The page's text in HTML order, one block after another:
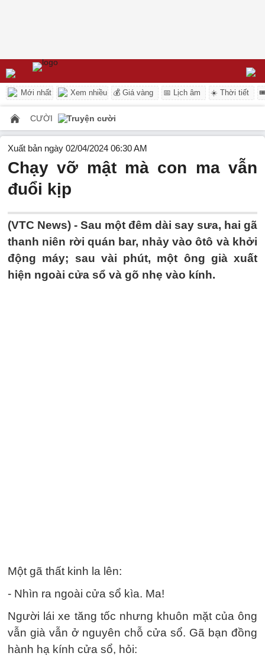
Mới nhất Xem nhiều 💰 Giá vàng 📅 Lịch âm ☀️ Thời tiết
CƯỜI Truyện cười
Xuất bản ngày 02/04/2024 06:30 AM
Chạy vỡ mật mà con ma vẫn
đuổi kịp
(VTC News) - Sau một đêm dài say sưa, hai gã
thanh niên rời quán bar, nhảy vào ôtô và khởi
động máy; sau vài phút, một ông già xuất
hiện ngoài cửa sổ và gõ nhẹ vào kính.
Một gã thất kinh la lên:
- Nhìn ra ngoài cửa sổ kìa. Ma!
Người lái xe tăng tốc nhưng khuôn mặt của ông
vẫn già vẫn ở nguyên chỗ cửa sổ. Gã bạn đồng
hành hạ kính cửa sổ, hỏi: